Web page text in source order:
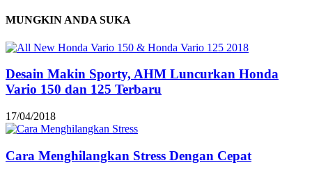
MUNGKIN ANDA SUKA
Desain Makin Sporty, AHM Luncurkan Honda
Vario 150 dan 125 Terbaru
17/04/2018
Cara Menghilangkan Stress Dengan Cepat